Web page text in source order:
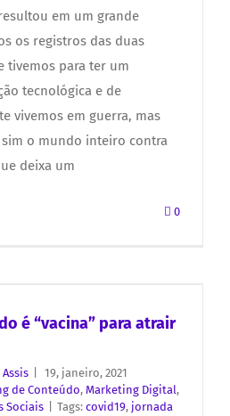
em um grande
os registros das duas
tivemos para ter um
tecnológica e de
vivemos em guerra, mas
o mundo inteiro contra
deixa um
0
é “vacina” para atrair
19, janeiro, 2021
de Conteúdo, Marketing Digital,
Sociais Tags: covid19, jornada